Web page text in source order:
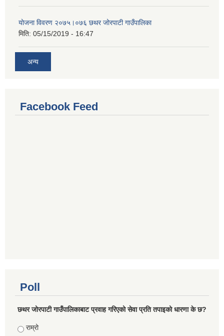
योजना विवरण २०७५।०७६ छथर जोरपाटी गाउँपालिका
मिति: 05/15/2019 - 16:47
अन्य
Facebook Feed
Poll
छथर जोरपाटी गाउँपालिकाबाट प्रवाह गरिएको सेवा प्रति तपाइको धारणा के छ?
Choices
राम्रो